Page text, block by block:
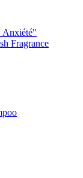
Anxiété"
Fragrance